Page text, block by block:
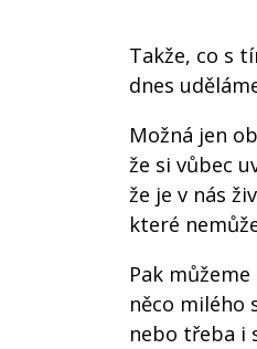
Takže, co s
dnes
Možná jen
že si vůbec
že je v nás
které
Pak můžeme
něco milého
nebo třeba i